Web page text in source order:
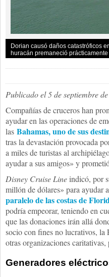
Dorian causó daños catastróficos
huracán premaneció
Publicado el 5 de septiembre
Compañías de cruceros han
ayudar en las operaciones de
las Bahamas, uno de sus
tras la devastación provocada
a miles de turistas al
ayudar a sus amigos» y
Disney Cruise Lineindicó, por
millón de dólares» para ayudar
paralelo de las costas de
podría empeorar, teniendo en
que las donaciones irán allá
socio con fines no lucrativos,
otras organizaciones caritativas,
Generadores